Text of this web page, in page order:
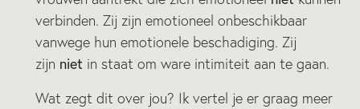
verbinden. Zij zijn emotioneel onbeschikbaar
vanwege hun emotionele beschadiging. Zij
zijn niet in staat om ware intimiteit aan te gaan.
Wat zegt dit over jou? Ik vertel je er graag meer